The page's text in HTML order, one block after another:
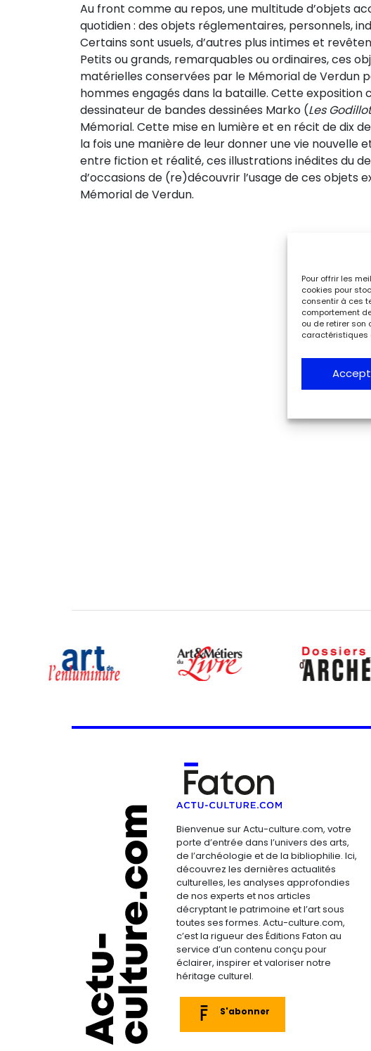
Pour offrir les
cookies pour
consentir à ces
comportement
ou de retirer son
caractéristiques
Au front comme au repos, une multitude d’objets
quotidien : des objets réglementaires, personnels,
Certains sont usuels, d’autres plus intimes et
Petits ou grands, remarquables ou ordinaires, ces
matérielles conservées par le Mémorial de Verdun
hommes engagés dans la bataille. Cette exposition
dessinateur de bandes dessinées Marko (Les
Mémorial. Cette mise en lumière et en récit de dix
la fois une manière de leur donner une vie nouvelle
entre fiction et réalité, ces illustrations inédites du
d’occasions de (re)découvrir l’usage de ces objets
Mémorial de Verdun.
Bienvenue sur Actu-culture.com, votre
porte d’entrée dans l’univers des arts,
de l’archéologie et de la bibliophilie. Ici,
découvrez les dernières actualités
culturelles, les analyses approfondies
de nos experts et nos articles
décryptant le patrimoine et l’art sous
toutes ses formes. Actu-culture.com,
c’est la rigueur des Éditions Faton au
service d’un contenu conçu pour
éclairer, inspirer et valoriser notre
héritage culturel.
S'abonner